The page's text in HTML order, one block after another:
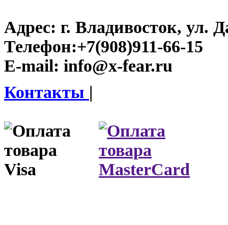
Адрес: г. Владивосток, ул.
Телефон:+7(908)911-66-15
E-mail: info@x-fear.ru
Контакты |